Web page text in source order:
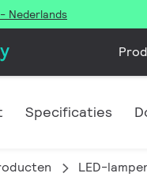
Nederlands
Specificaties
LED-